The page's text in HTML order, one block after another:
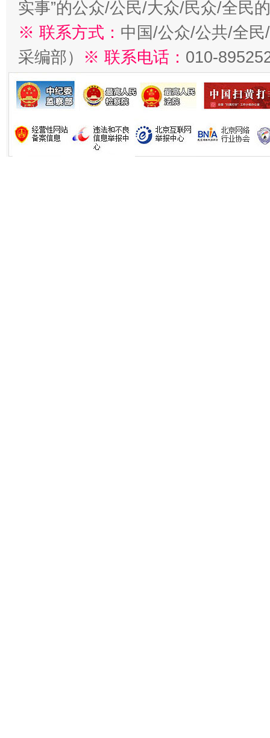
实事”的公众/公民/大众/民众/全民
※ 联系方式： 中国/公众/公共/全
采编部） ※ 联系电话： 010-